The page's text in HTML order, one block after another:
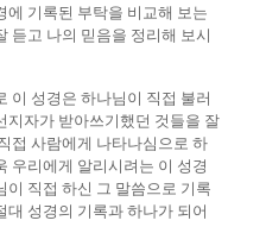
에 기록된 부탁을 비교해 보는
듣고 나의 믿음을 정리해 보시
이 성경은 하나님이 직접 불러
지자가 받아쓰기했던 것들을 잘
접 사람에게 나타나심으로 하
우리에게 알리시려는 이 성경
이 직접 하신 그 말씀으로 기록
성경의 기록과 하나가 되어